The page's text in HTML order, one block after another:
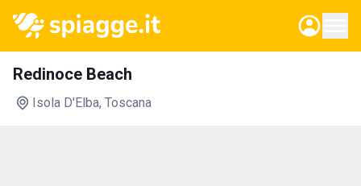
Redinoce Beach
Isola D'Elba, Toscana